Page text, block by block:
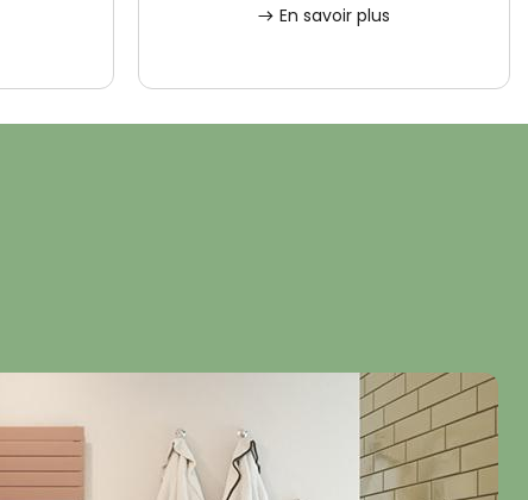
En savoir plus